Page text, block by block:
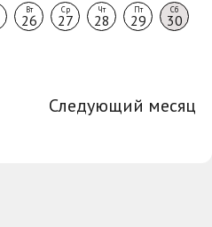
Вт
26
Ср
27
Чт
28
Пт
29
Сб
30
Следующий месяц